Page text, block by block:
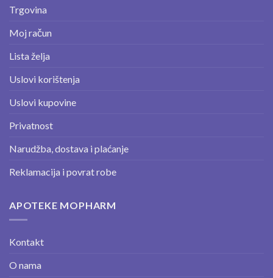
Trgovina
Moj račun
Lista želja
Uslovi korištenja
Uslovi kupovine
Privatnost
Narudžba, dostava i plaćanje
Reklamacija i povrat robe
APOTEKE MOPHARM
Kontakt
O nama